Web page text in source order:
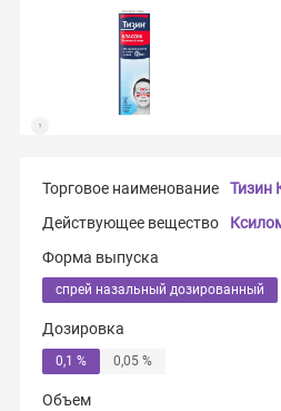
Торговое наименование
Тизин
Действующее вещество
Форма выпуска
спрей назальный дозированный
Дозировка
0,1 % 0,05 %
Объем